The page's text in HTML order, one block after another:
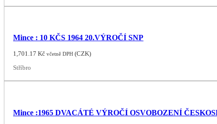
Mince : 10 KČS 1964 20.VÝROČÍ SNP
1,701.17Kč včetně DPH (CZK)
Stříbro
Mince :1965 DVACÁTÉ VÝROČÍ OSVOBOZENÍ